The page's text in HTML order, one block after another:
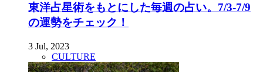
東洋占星術をもとにした毎週の占い。7/3-7/9
の運勢をチェック！
3 Jul, 2023
CULTURE